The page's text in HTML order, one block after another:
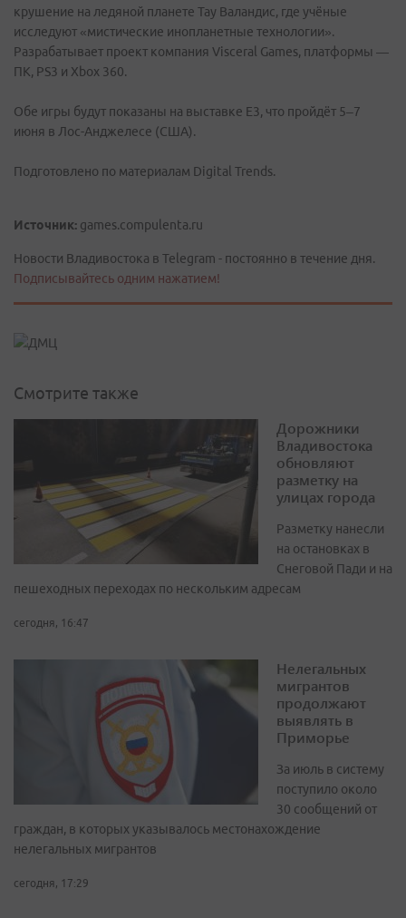
крушение на ледяной планете Тау Валандис, где учёные
исследуют «мистические инопланетные технологии».
Разрабатывает проект компания Visceral Games, платформы —
ПК, PS3 и Xbox 360.
Обе игры будут показаны на выставке Е3, что пройдёт 5–7
июня в Лос-Анджелесе (США).
Подготовлено по материалам Digital Trends.
Источник: games.compulenta.ru
Новости Владивостока в Telegram - постоянно в течение дня.
Подписывайтесь одним нажатием!
Смотрите также
Дорожники
Владивостока
обновляют
разметку на
улицах города
Разметку нанесли
на остановках в
Снеговой Пади и на
пешеходных переходах по нескольким адресам
сегодня, 16:47
Нелегальных
мигрантов
продолжают
выявлять в
Приморье
За июль в систему
поступило около
30 сообщений от
граждан, в которых указывалось местонахождение
нелегальных мигрантов
сегодня, 17:29